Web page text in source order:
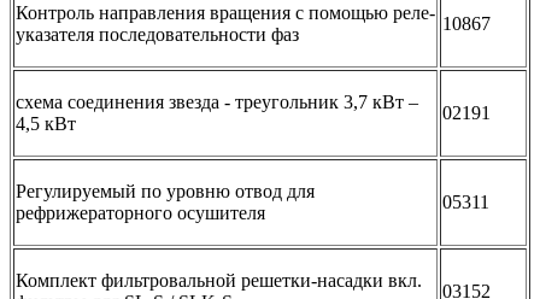
Контроль направления вращения с помощью реле-
указателя последовательности фаз
10867
схема соединения звезда - треугольник 3,7 кВт –
4,5 кВт
02191
Регулируемый по уровню отвод для
рефрижераторного осушителя
05311
Комплект фильтровальной решетки-насадки вкл.
03152